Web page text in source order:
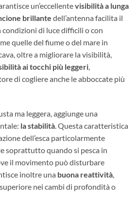
un’eccellentevisibilità a lunga
brillante dell’antenna facilita il
di luce difficili o con
quelle del fiume o del mare in
oltre a migliorare la visibilità,
ai tocchi più leggeri,
di cogliere anche le abboccate più
ma leggera, aggiunge una
la stabilità . Questa caratteristica
dell’esca particolarmente
soprattutto quando si pesca in
il movimento può disturbare
inoltre una buona reattività
nei cambi di profondità o